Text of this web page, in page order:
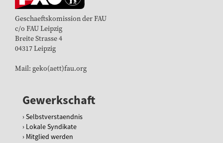
Geschaeftskomission der FAU
c/o FAU Leipzig
Breite Strasse 4
04317 Leipzig
Mail: geko(aett)fau.org
Gewerkschaft
Selbstverstaendnis
Lokale Syndikate
Mitglied werden